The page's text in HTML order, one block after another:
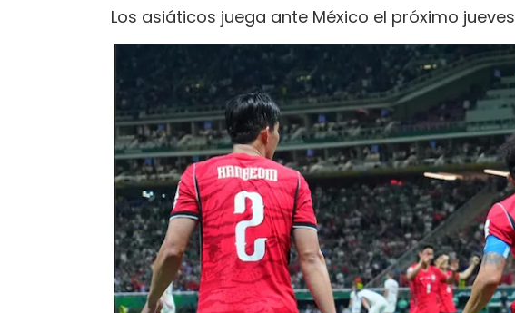
Los asiáticos juega ante México el próximo jueves